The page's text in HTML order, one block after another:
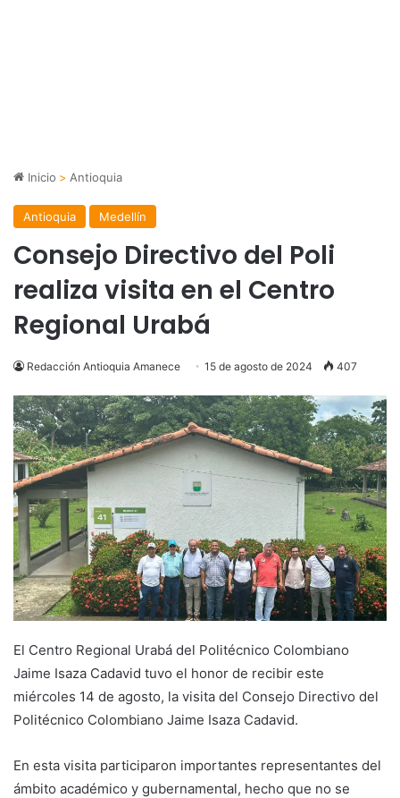
Inicio > Antioquia
Antioquia Medellín
Consejo Directivo del Poli
realiza visita en el Centro
Regional Urabá
Redacción Antioquia Amanece 15 de agosto de 2024 407
El Centro Regional Urabá del Politécnico Colombiano
Jaime Isaza Cadavid tuvo el honor de recibir este
miércoles 14 de agosto, la visita del Consejo Directivo del
Politécnico Colombiano Jaime Isaza Cadavid.
En esta visita participaron importantes representantes del
ámbito académico y gubernamental, hecho que no se